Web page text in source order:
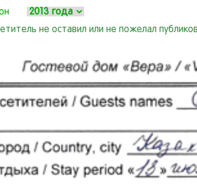
не оставил или не пожелал